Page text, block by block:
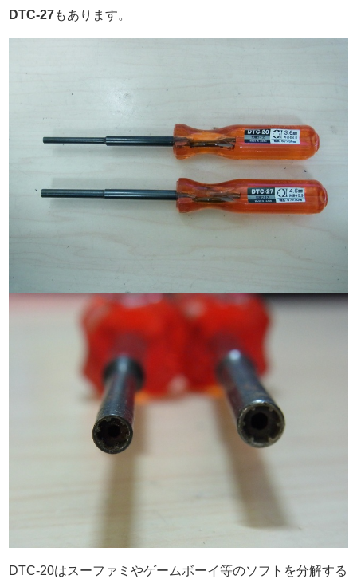
DTC-27もあります。
DTC-20はスーファミやゲームボーイ等のソフトを分解する